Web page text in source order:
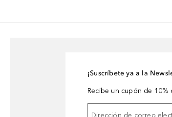
¡Suscríbete ya a la
Recibe un cupón de
Dirección de correo